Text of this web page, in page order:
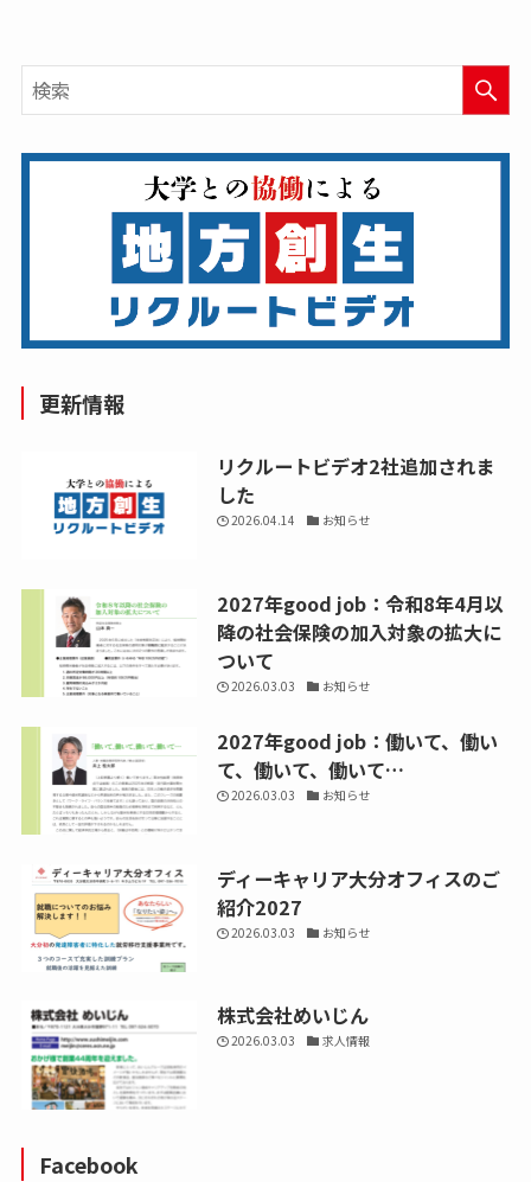
更新情報
リクルートビデオ2社追加されま
した
2026.04.14 お知らせ
2027年good job：令和8年4月以
降の社会保険の加入対象の拡大に
ついて
2026.03.03 お知らせ
2027年good job：働いて、働い
て、働いて、働いて…
2026.03.03 お知らせ
ディーキャリア大分オフィスのご
紹介2027
2026.03.03 お知らせ
株式会社めいじん
2026.03.03 求人情報
Facebook